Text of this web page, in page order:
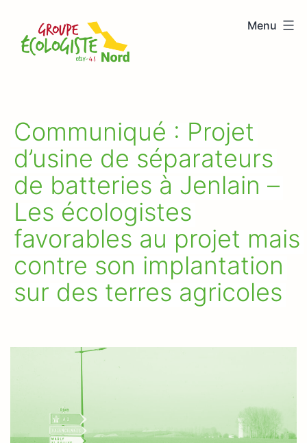
contenu
Groupe
Menu
Communiqué : Projet
d’usine de séparateurs
de batteries à Jenlain –
Les écologistes
favorables au projet mais
contre son implantation
sur des terres agricoles